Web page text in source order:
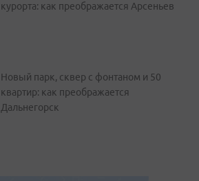
курорта: как преображается Арсеньев
Новый парк, сквер с фонтаном и 50
квартир: как преображается
Дальнегорск